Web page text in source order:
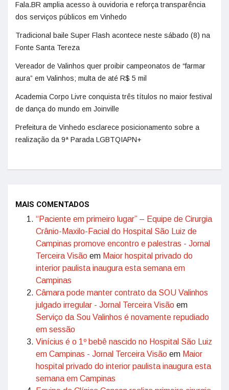
Fala.BR amplia acesso à ouvidoria e reforça transparência
dos serviços públicos em Vinhedo
Tradicional baile Super Flash acontece neste sábado (8) na
Fonte Santa Tereza
Vereador de Valinhos quer proibir campeonatos de “farmar
aura” em Valinhos; multa de até R$ 5 mil
Academia Corpo Livre conquista três títulos no maior festival
de dança do mundo em Joinville
Prefeitura de Vinhedo esclarece posicionamento sobre a
realização da 9ª Parada LGBTQIAPN+
MAIS COMENTADOS
“Paciente em primeiro lugar” – Equipe de Cirurgia
Crânio-Maxilo-Facial do Hospital São Luiz de
Campinas promove encontro e palestras - Jornal
Terceira Visão em Maior hospital privado do
interior paulista inaugura esta semana em
Campinas
Câmara pode manter contrato da SOU Valinhos
julgado irregular - Jornal Terceira Visão em
Serviço da Sou Valinhos é novamente repudiado
em sessão
Vinícius é o 1º bebê nascido no Hospital São Luiz
em Campinas - Jornal Terceira Visão em Maior
hospital privado do interior paulista inaugura esta
semana em Campinas